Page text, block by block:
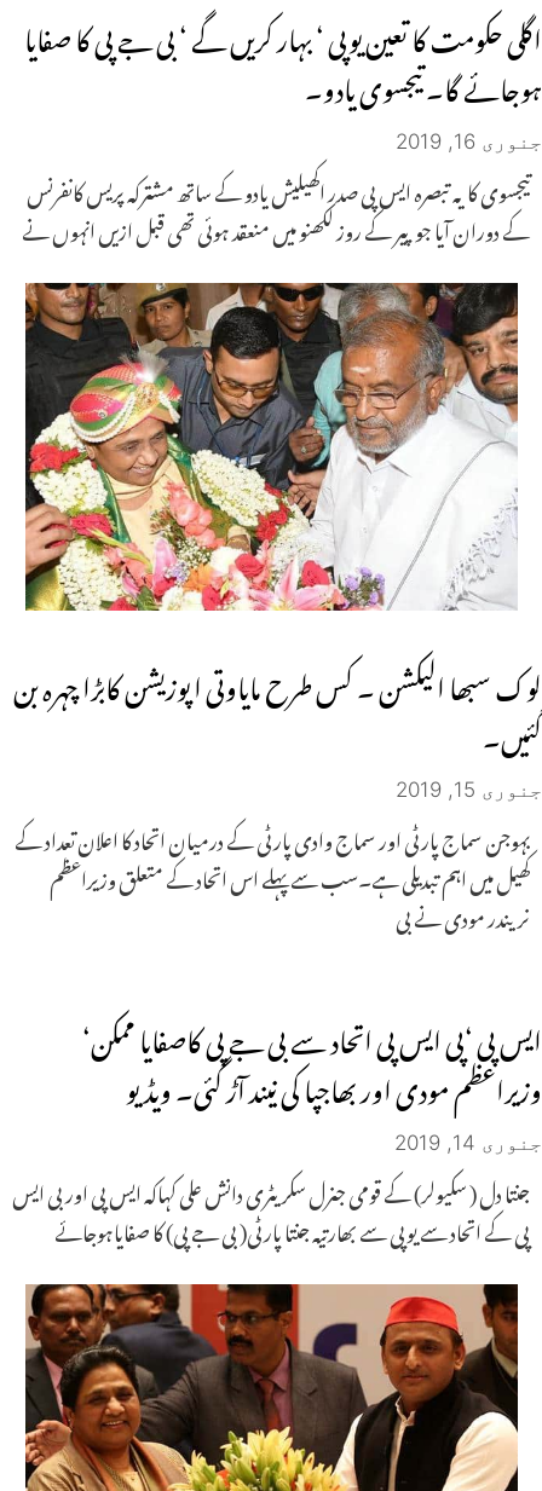
اگلی حکومت کا تعین یوپی ‘ بہار کریں گے ‘ بی جے پی کا صفایا
ہوجائے گا۔ تیجسوی یادو۔
جنوری 16, 2019
تیجسوی کا یہ تبصرہ ایس پی صدر اکھیلیش یادو کے ساتھ مشترکہ پریس کانفرنس
کے دوران آیا جو پیر کے روز لکھنو میں منعقد ہوئی تھی قبل ازیں انہوں نے
لوک سبھا الیکشن ۔ کس طرح مایاوتی اپوزیشن کابڑا چہرہ بن
گئیں۔
جنوری 15, 2019
بہوجن سماج پارٹی اور سماج وادی پارٹی کے درمیان اتحاد کا اعلان تعداد کے
کھیل میں اہم تبدیلی ہے۔سب سے پہلے اس اتحاد کے متعلق وزیراعظم
نریندر مودی نے بی
ایس پی ‘پی ایس پی اتحاد سے بی جے پی کاصفایا ممکن‘
وزیراعظم مودی اور بھاجپا کی نیند آڑ گئی۔ ویڈیو
جنوری 14, 2019
جنتا دل ( سکیولر) کے قومی جنرل سکریٹری دانش علی کہاکہ ایس پی اور بی ایس
پی کے اتحاد سے یوپی سے بھارتیہ جنتا پارٹی( بی جے پی) کا صفایاہوجائے